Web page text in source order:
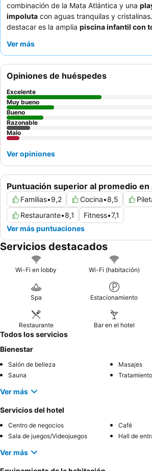
combinación de la Mata Atlántica y una
impoluta con aguas tranquilas y
destacar es la amplia piscina infantil con
sala de juegos. Los huéspedes elogian
de alta calidad
desayuno bufé
tapioca hecha al momento. Para una
los huéspedes deberían considerar solicitar
reformada, ya que algunos alojamientos
estar anticuados.
Ver más
Puntuación superior al promedio en
Familias•9,2 Cocina•8,5
Restaurante•8,1 Fitness•7,1
Ver más puntuaciones
Opiniones de huéspedes
Excelente
Muy bueno
Bueno
Razonable
Malo
Ver opiniones
Servicios destacados
Wi-Fi en lobby Wi-Fi (habitación)
Spa Estacionamiento
Restaurante Bar en el hotel
Todos los servicios
Bienestar
Salón de belleza
Masajes
Sauna
Ver más
Servicios del hotel
Centro de negocios
Café
Sala de juegos/Videojuegos
Hall de
Ver más